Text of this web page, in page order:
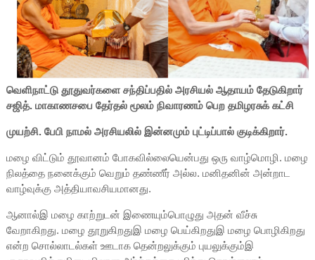
வெளிநாட்டு தூதுவர்களை சந்திப்பதில் அரசியல் ஆதாயம் தேடுகிறார்
சஜித். மாகாணசபை தேர்தல் மூலம் நிவாரணம் பெற தமிழரசுக் கட்சி
முயற்சி. பேபி நாமல் அரசியலில் இன்னமும் புட்டிப்பால் குடிக்கிறார்.
மழை விட்டும் தூவானம் போகவில்லையென்பது ஒரு வாழ்மொழி. மழை
நிலத்தை நனைக்கும் வெறும் தண்ணீர் அல்ல. மனிதனின் அன்றாட
வாழ்வுக்கு அத்தியாவசியமானது.
ஆனால்இ மழை காற்றுடன் இணையும்பொழுது அதன் வீச்சு
வேறாகிறது. மழை தூறுகிறதுஇ மழை பெய்கிறதுஇ மழை பொழிகிறது
என்ற சொல்லாடல்கள் ஊடாக தென்றலுக்கும் புயலுக்கும்இ